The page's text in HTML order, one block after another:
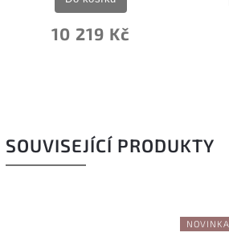
10 219 Kč
SOUVISEJÍCÍ PRODUKTY
NOVINKA